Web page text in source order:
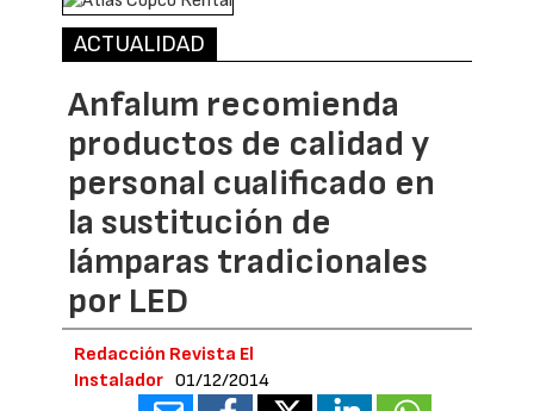
ACTUALIDAD
Anfalum recomienda
productos de calidad y
personal cualificado en
la sustitución de
lámparas tradicionales
por LED
Redacción Revista El
Instalador 01/12/2014